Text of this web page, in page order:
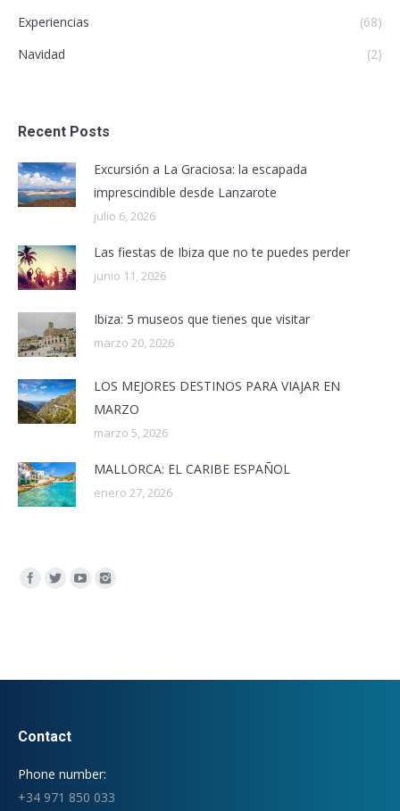
Experiencias
(68)
Navidad
(2)
Recent Posts
Excursión a La Graciosa: la escapada
imprescindible desde Lanzarote
julio 6, 2026
Las fiestas de Ibiza que no te puedes perder
junio 11, 2026
Ibiza: 5 museos que tienes que visitar
marzo 20, 2026
LOS MEJORES DESTINOS PARA VIAJAR EN
MARZO
marzo 5, 2026
MALLORCA: EL CARIBE ESPAÑOL
enero 27, 2026
Encuéntranos en:
Contact
Phone number:
+34 971 850 033